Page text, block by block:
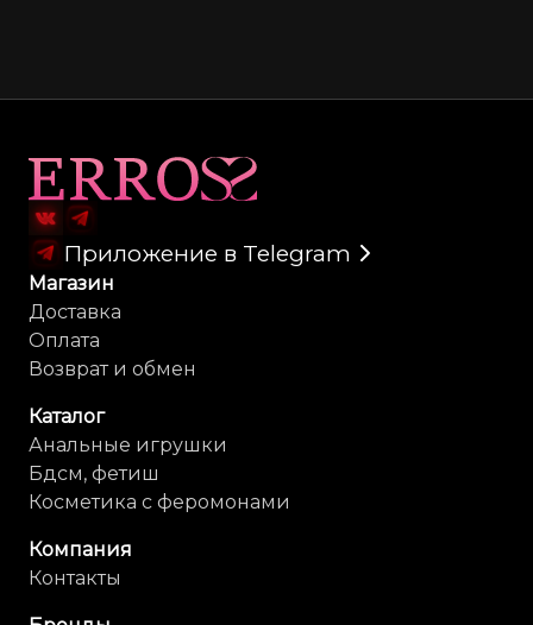
Приложение в Telegram
Магазин
Доставка
Оплата
Возврат и обмен
Каталог
Анальные игрушки
Бдсм, фетиш
Косметика с феромонами
Компания
Контакты
Карта сайта